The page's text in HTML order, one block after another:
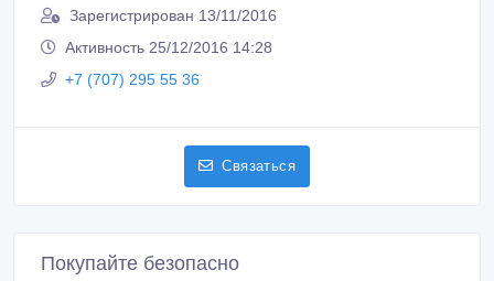
Зарегистрирован 13/11/2016
Активность 25/12/2016 14:28
+7 (707) 295 55 36
Связаться
Покупайте безопасно